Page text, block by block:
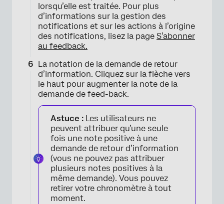
lorsqu’elle est traitée. Pour plus
d’informations sur la gestion des
notifications et sur les actions à l’origine
des notifications, lisez la page S’abonner
au feedback.
La notation de la demande de retour
d’information. Cliquez sur la flèche vers
le haut pour augmenter la note de la
demande de feed-back.
Astuce : Les utilisateurs ne
peuvent attribuer qu’une seule
fois une note positive à une
demande de retour d’information
(vous ne pouvez pas attribuer
plusieurs notes positives à la
même demande). Vous pouvez
retirer votre chronomètre à tout
moment.